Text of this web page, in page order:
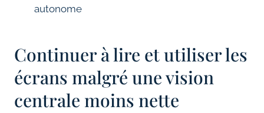
autonome
Continuer à lire et utiliser les
écrans malgré une vision
centrale moins nette